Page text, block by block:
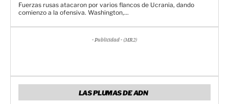
Fuerzas rusas atacaron por varios flancos de Ucrania, dando
comienzo a la ofensiva. Washington,...
- Publicidad - (MR2)
LAS PLUMAS DE ADN